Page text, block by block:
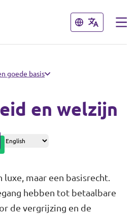
Sluiten
gemeenten
de provincies
Sluiten
goede basis
en welzijn
luxe, maar een basisrecht.
hebben tot betaalbare
de vergrijzing en de